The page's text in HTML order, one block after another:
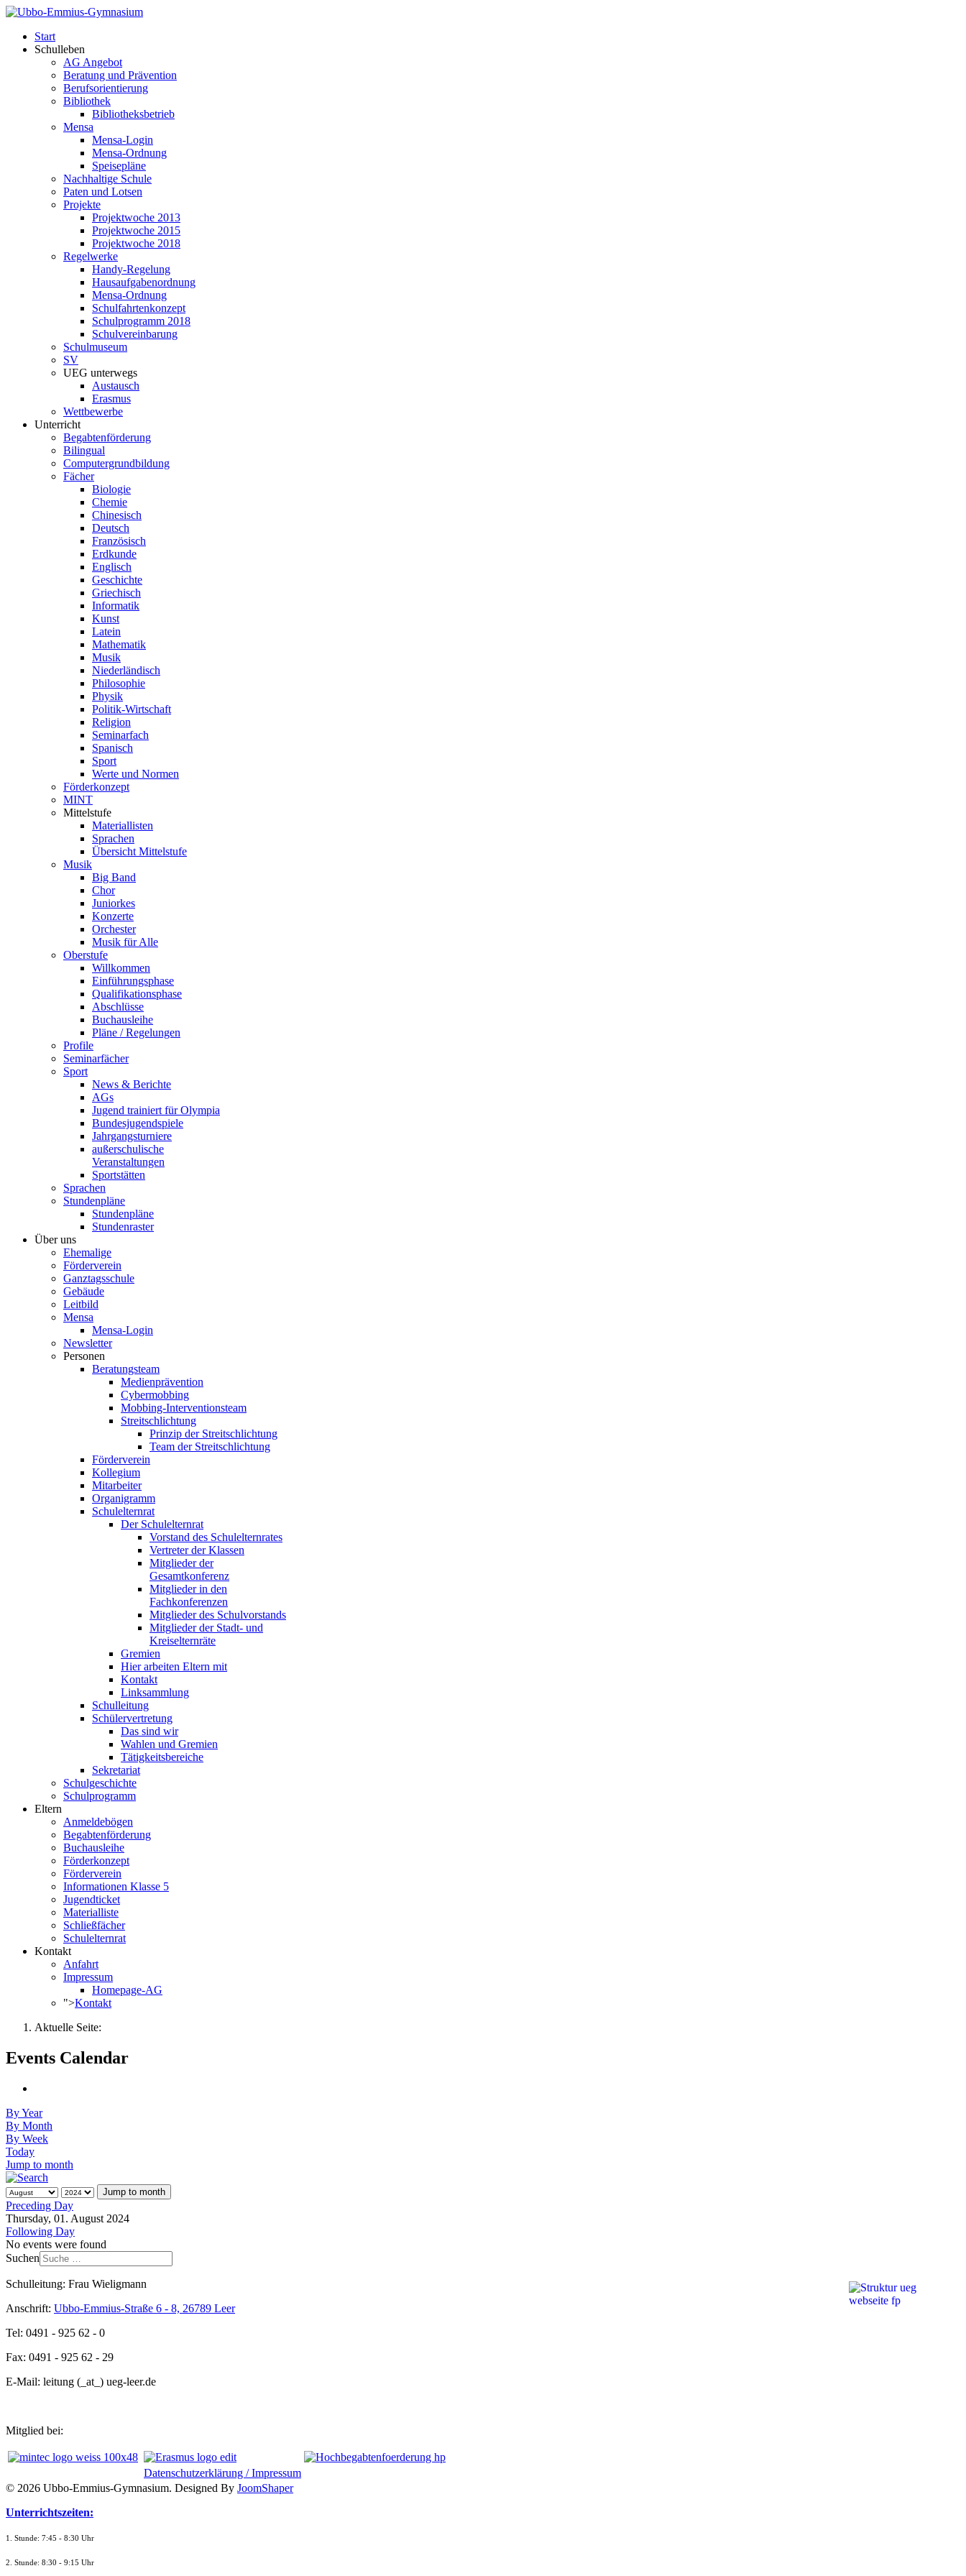
Start
Schulleben
AG Angebot
Beratung und Prävention
Berufsorientierung
Bibliothek
Bibliotheksbetrieb
Mensa
Mensa-Login
Mensa-Ordnung
Speisepläne
Nachhaltige Schule
Paten und Lotsen
Projekte
Projektwoche 2013
Projektwoche 2015
Projektwoche 2018
Regelwerke
Handy-Regelung
Hausaufgabenordnung
Mensa-Ordnung
Schulfahrtenkonzept
Schulprogramm 2018
Schulvereinbarung
Schulmuseum
SV
UEG unterwegs
Austausch
Erasmus
Wettbewerbe
Unterricht
Begabtenförderung
Bilingual
Computergrundbildung
Fächer
Biologie
Chemie
Chinesisch
Deutsch
Französisch
Erdkunde
Englisch
Geschichte
Griechisch
Informatik
Kunst
Latein
Mathematik
Musik
Niederländisch
Philosophie
Physik
Politik-Wirtschaft
Religion
Seminarfach
Spanisch
Sport
Werte und Normen
Förderkonzept
MINT
Mittelstufe
Materiallisten
Sprachen
Übersicht Mittelstufe
Musik
Big Band
Chor
Juniorkes
Konzerte
Orchester
Musik für Alle
Oberstufe
Willkommen
Einführungsphase
Qualifikationsphase
Abschlüsse
Buchausleihe
Pläne / Regelungen
Profile
Seminarfächer
Sport
News & Berichte
AGs
Jugend trainiert für Olympia
Bundesjugendspiele
Jahrgangsturniere
außerschulische
Veranstaltungen
Sportstätten
Sprachen
Stundenpläne
Stundenpläne
Stundenraster
Über uns
Ehemalige
Förderverein
Ganztagsschule
Gebäude
Leitbild
Mensa
Mensa-Login
Newsletter
Personen
Beratungsteam
Medienprävention
Cybermobbing
Mobbing-Interventionsteam
Streitschlichtung
Prinzip der Streitschlichtung
Team der Streitschlichtung
Förderverein
Kollegium
Mitarbeiter
Organigramm
Schulelternrat
Der Schulelternrat
Vorstand des Schulelternrates
Vertreter der Klassen
Mitglieder der
Gesamtkonferenz
Mitglieder in den
Fachkonferenzen
Mitglieder des Schulvorstands
Mitglieder der Stadt- und
Kreiselternräte
Gremien
Hier arbeiten Eltern mit
Kontakt
Linksammlung
Schulleitung
Schülervertretung
Das sind wir
Wahlen und Gremien
Tätigkeitsbereiche
Sekretariat
Schulgeschichte
Schulprogramm
Eltern
Anmeldebögen
Begabtenförderung
Buchausleihe
Förderkonzept
Förderverein
Informationen Klasse 5
Jugendticket
Materialliste
Schließfächer
Schulelternrat
Kontakt
Anfahrt
Impressum
Homepage-AG
">Kontakt
Aktuelle Seite:
Events Calendar
By Year
By Month
By Week
Today
Jump to month
Jump to month
Preceding Day
Thursday, 01. August 2024
Following Day
No events were found
Suchen
Schulleitung: Frau Wieligmann
Anschrift: Ubbo-Emmius-Straße 6 - 8, 26789 Leer
Tel: 0491 - 925 62 - 0
Fax: 0491 - 925 62 - 29
E-Mail: leitung (_at_) ueg-leer.de
Mitglied bei:
Datenschutzerklärung / Impressum
© 2026 Ubbo-Emmius-Gymnasium. Designed By JoomShaper
Unterrichtszeiten:
1. Stunde: 7:45 - 8:30 Uhr
2. Stunde: 8:30 - 9:15 Uhr